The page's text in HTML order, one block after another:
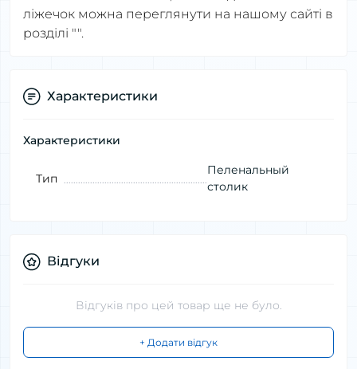
ліжечок можна переглянути на нашому сайті в
розділі "".
Характеристики
Характеристики
Тип
Пеленальный
столик
Відгуки
Відгуків про цей товар ще не було.
+ Додати відгук